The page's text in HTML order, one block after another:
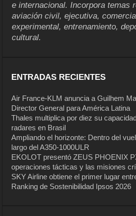
e internacional. Incorpora temas
aviación civil, ejecutiva,
experimental, entrenamiento,
cultural.
ENTRADAS RECIENTES
Air France-KLM anuncia a Guilhem
Director General para América Latina
Thales multiplica por diez su
radares en Brasil
Ampliando el horizonte: Dentro del
largo del A350-1000ULR
EKOLOT presentó ZEUS PHOENIX
operaciones tácticas y las misiones
SKY Airline obtiene el primer lugar
Ranking de Sostenibilidad Ipsos 2026